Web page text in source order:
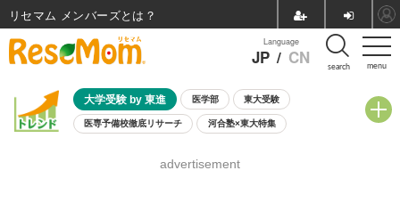
menu
Language
JP / CN search
大学受験 by 東進 医学部 東大受験
医専予備校徹底リサーチ 河合塾×東大特集
8月開催学校説明会・相談会
advertisement
リセマム メンバーズ